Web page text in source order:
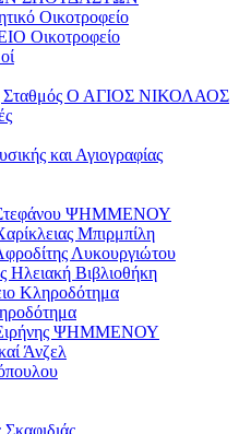
Οικοτροφείο
Οικοτροφείο
Σταθμός Ο ΑΓΙΟΣ ΝΙΚΟΛΑΟΣ
και Αγιογραφίας
ΨΗΜΜΕΝΟΥ
Μπιρμπίλη
Λυκουργιώτου
Ηλειακή Βιβλιοθήκη
Κληροδότημα
ΨΗΜΜΕΝΟΥ
Άνζελ